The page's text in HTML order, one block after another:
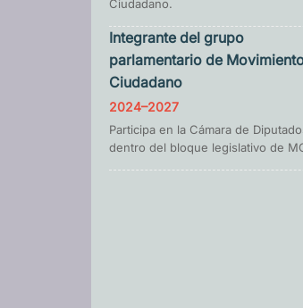
Ciudadano.
Integrante del grupo
parlamentario de
Ciudadano
2024–2027
Participa en la Cámara de
dentro del bloque legislativo de